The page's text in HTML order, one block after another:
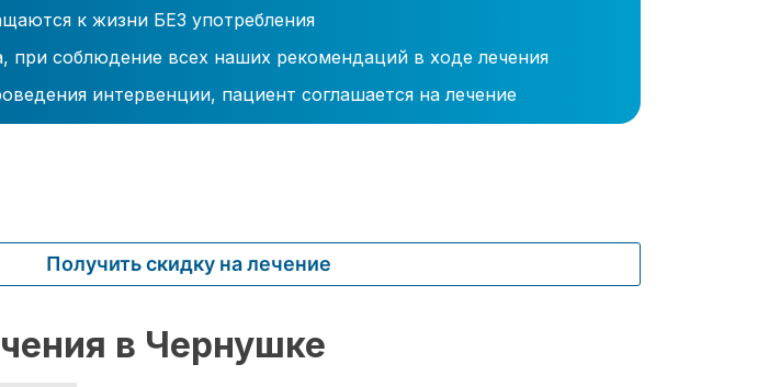
к жизни БЕЗ употребления
при соблюдение всех наших рекомендаций в ходе лечения
интервенции, пациент соглашается на лечение
Получить скидку на лечение
в Чернушке